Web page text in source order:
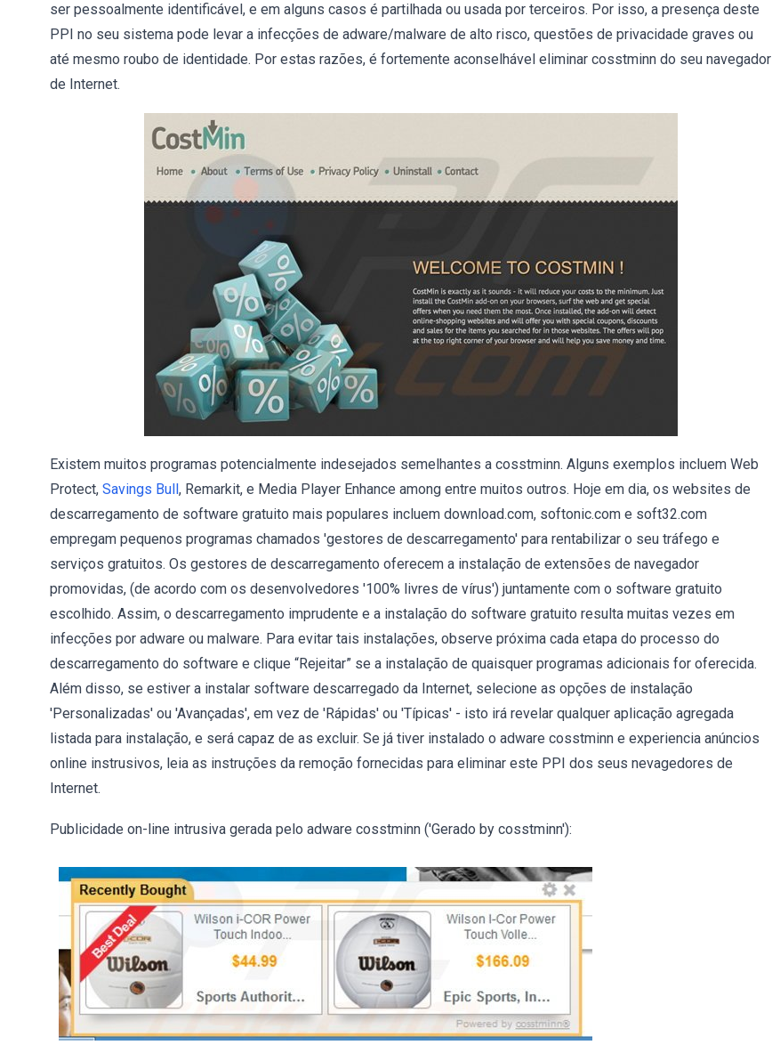
ser pessoalmente identificável, e em alguns casos é partilhada ou usada por terceiros. Por isso, a presença deste
PPI no seu sistema pode levar a infecções de adware/malware de alto risco, questões de privacidade graves ou
até mesmo roubo de identidade. Por estas razões, é fortemente aconselhável eliminar cosstminn do seu navegador
de Internet.
Existem muitos programas potencialmente indesejados semelhantes a cosstminn. Alguns exemplos incluem Web
Protect, Savings Bull, Remarkit, e Media Player Enhance among entre muitos outros. Hoje em dia, os websites de
descarregamento de software gratuito mais populares incluem download.com, softonic.com e soft32.com
empregam pequenos programas chamados 'gestores de descarregamento' para rentabilizar o seu tráfego e
serviços gratuitos. Os gestores de descarregamento oferecem a instalação de extensões de navegador
promovidas, (de acordo com os desenvolvedores '100% livres de vírus') juntamente com o software gratuito
escolhido. Assim, o descarregamento imprudente e a instalação do software gratuito resulta muitas vezes em
infecções por adware ou malware. Para evitar tais instalações, observe próxima cada etapa do processo do
descarregamento do software e clique “Rejeitar” se a instalação de quaisquer programas adicionais for oferecida.
Além disso, se estiver a instalar software descarregado da Internet, selecione as opções de instalação
'Personalizadas' ou 'Avançadas', em vez de 'Rápidas' ou 'Típicas' - isto irá revelar qualquer aplicação agregada
listada para instalação, e será capaz de as excluir. Se já tiver instalado o adware cosstminn e experiencia anúncios
online instrusivos, leia as instruções da remoção fornecidas para eliminar este PPI dos seus nevagedores de
Internet.
Publicidade on-line intrusiva gerada pelo adware cosstminn ('Gerado by cosstminn'):